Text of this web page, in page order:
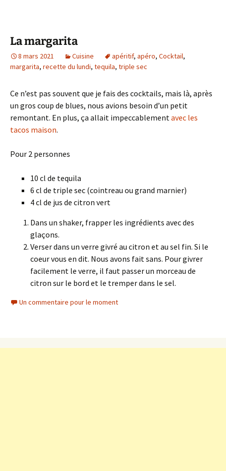
La margarita
8 mars 2021 Cuisine apéritif, apéro, Cocktail,
margarita, recette du lundi, tequila, triple sec
Ce n’est pas souvent que je fais des cocktails, mais là, après
un gros coup de blues, nous avions besoin d’un petit
remontant. En plus, ça allait impeccablement avec les
tacos maison.
Pour 2 personnes
10 cl de tequila
6 cl de triple sec (cointreau ou grand marnier)
4 cl de jus de citron vert
Dans un shaker, frapper les ingrédients avec des
glaçons.
Verser dans un verre givré au citron et au sel fin. Si le
coeur vous en dit. Nous avons fait sans. Pour givrer
facilement le verre, il faut passer un morceau de
citron sur le bord et le tremper dans le sel.
Un commentaire pour le moment